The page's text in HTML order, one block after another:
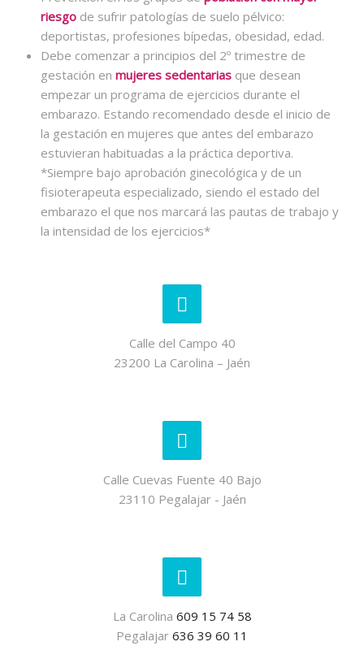
riesgo de sufrir patologías de suelo pélvico:
deportistas, profesiones bípedas, obesidad, edad.
Debe comenzar a principios del 2º trimestre de
gestación en mujeres sedentarias que desean
empezar un programa de ejercicios durante el
embarazo. Estando recomendado desde el inicio de
la gestación en mujeres que antes del embarazo
estuvieran habituadas a la práctica deportiva.
*Siempre bajo aprobación ginecológica y de un
fisioterapeuta especializado, siendo el estado del
embarazo el que nos marcará las pautas de trabajo y
la intensidad de los ejercicios*
Calle del Campo 40
23200 La Carolina – Jaén
Calle Cuevas Fuente 40 Bajo
23110 Pegalajar - Jaén
La Carolina 609 15 74 58
Pegalajar 636 39 60 11